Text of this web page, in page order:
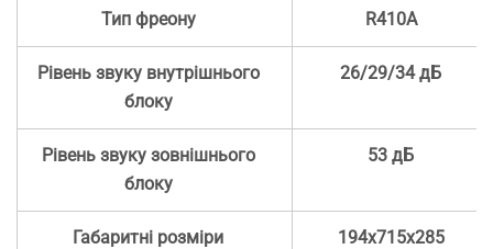
Тип фреону R410А
Рівень звуку внутрішнього
блоку
26/29/34 дБ
Рівень звуку зовнішнього
блоку
53 дБ
Габаритні розміри
194х715х285